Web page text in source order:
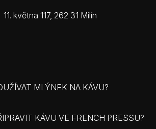
11. května 117, 262 31 Milín
MLÝNEK NA KÁVU?
KÁVU VE FRENCH PRESSU?